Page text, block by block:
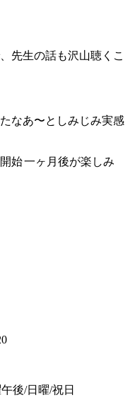
先生の話も沢山聴くこ
なあ〜としみじみ実感
始一ヶ月後が楽しみ
後/日曜/祝日